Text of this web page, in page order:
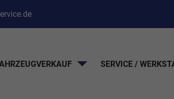
SERVICE /